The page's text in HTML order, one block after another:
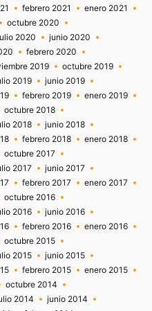
febrero 2021
enero 2021
octubre 2020
2020
junio 2020
febrero 2020
2019
octubre 2019
2019
junio 2019
febrero 2019
enero 2019
octubre 2018
2018
junio 2018
febrero 2018
enero 2018
octubre 2017
2017
junio 2017
febrero 2017
enero 2017
octubre 2016
2016
junio 2016
febrero 2016
enero 2016
octubre 2015
2015
junio 2015
febrero 2015
enero 2015
octubre 2014
2014
junio 2014